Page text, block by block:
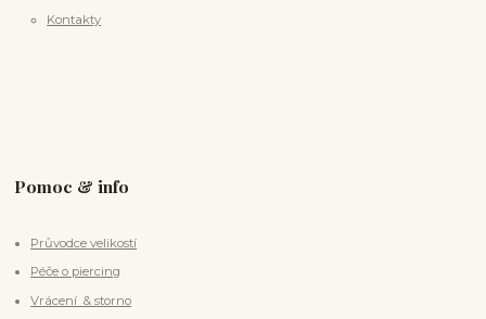
Kontakty
Pomoc & info
Průvodce velikostí
Péče o piercing
Vrácení & storno